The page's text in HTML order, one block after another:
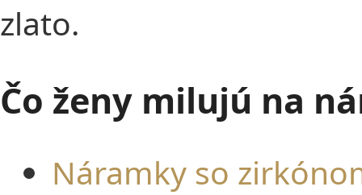
zlato.
Čo ženy milujú na
Náramky so